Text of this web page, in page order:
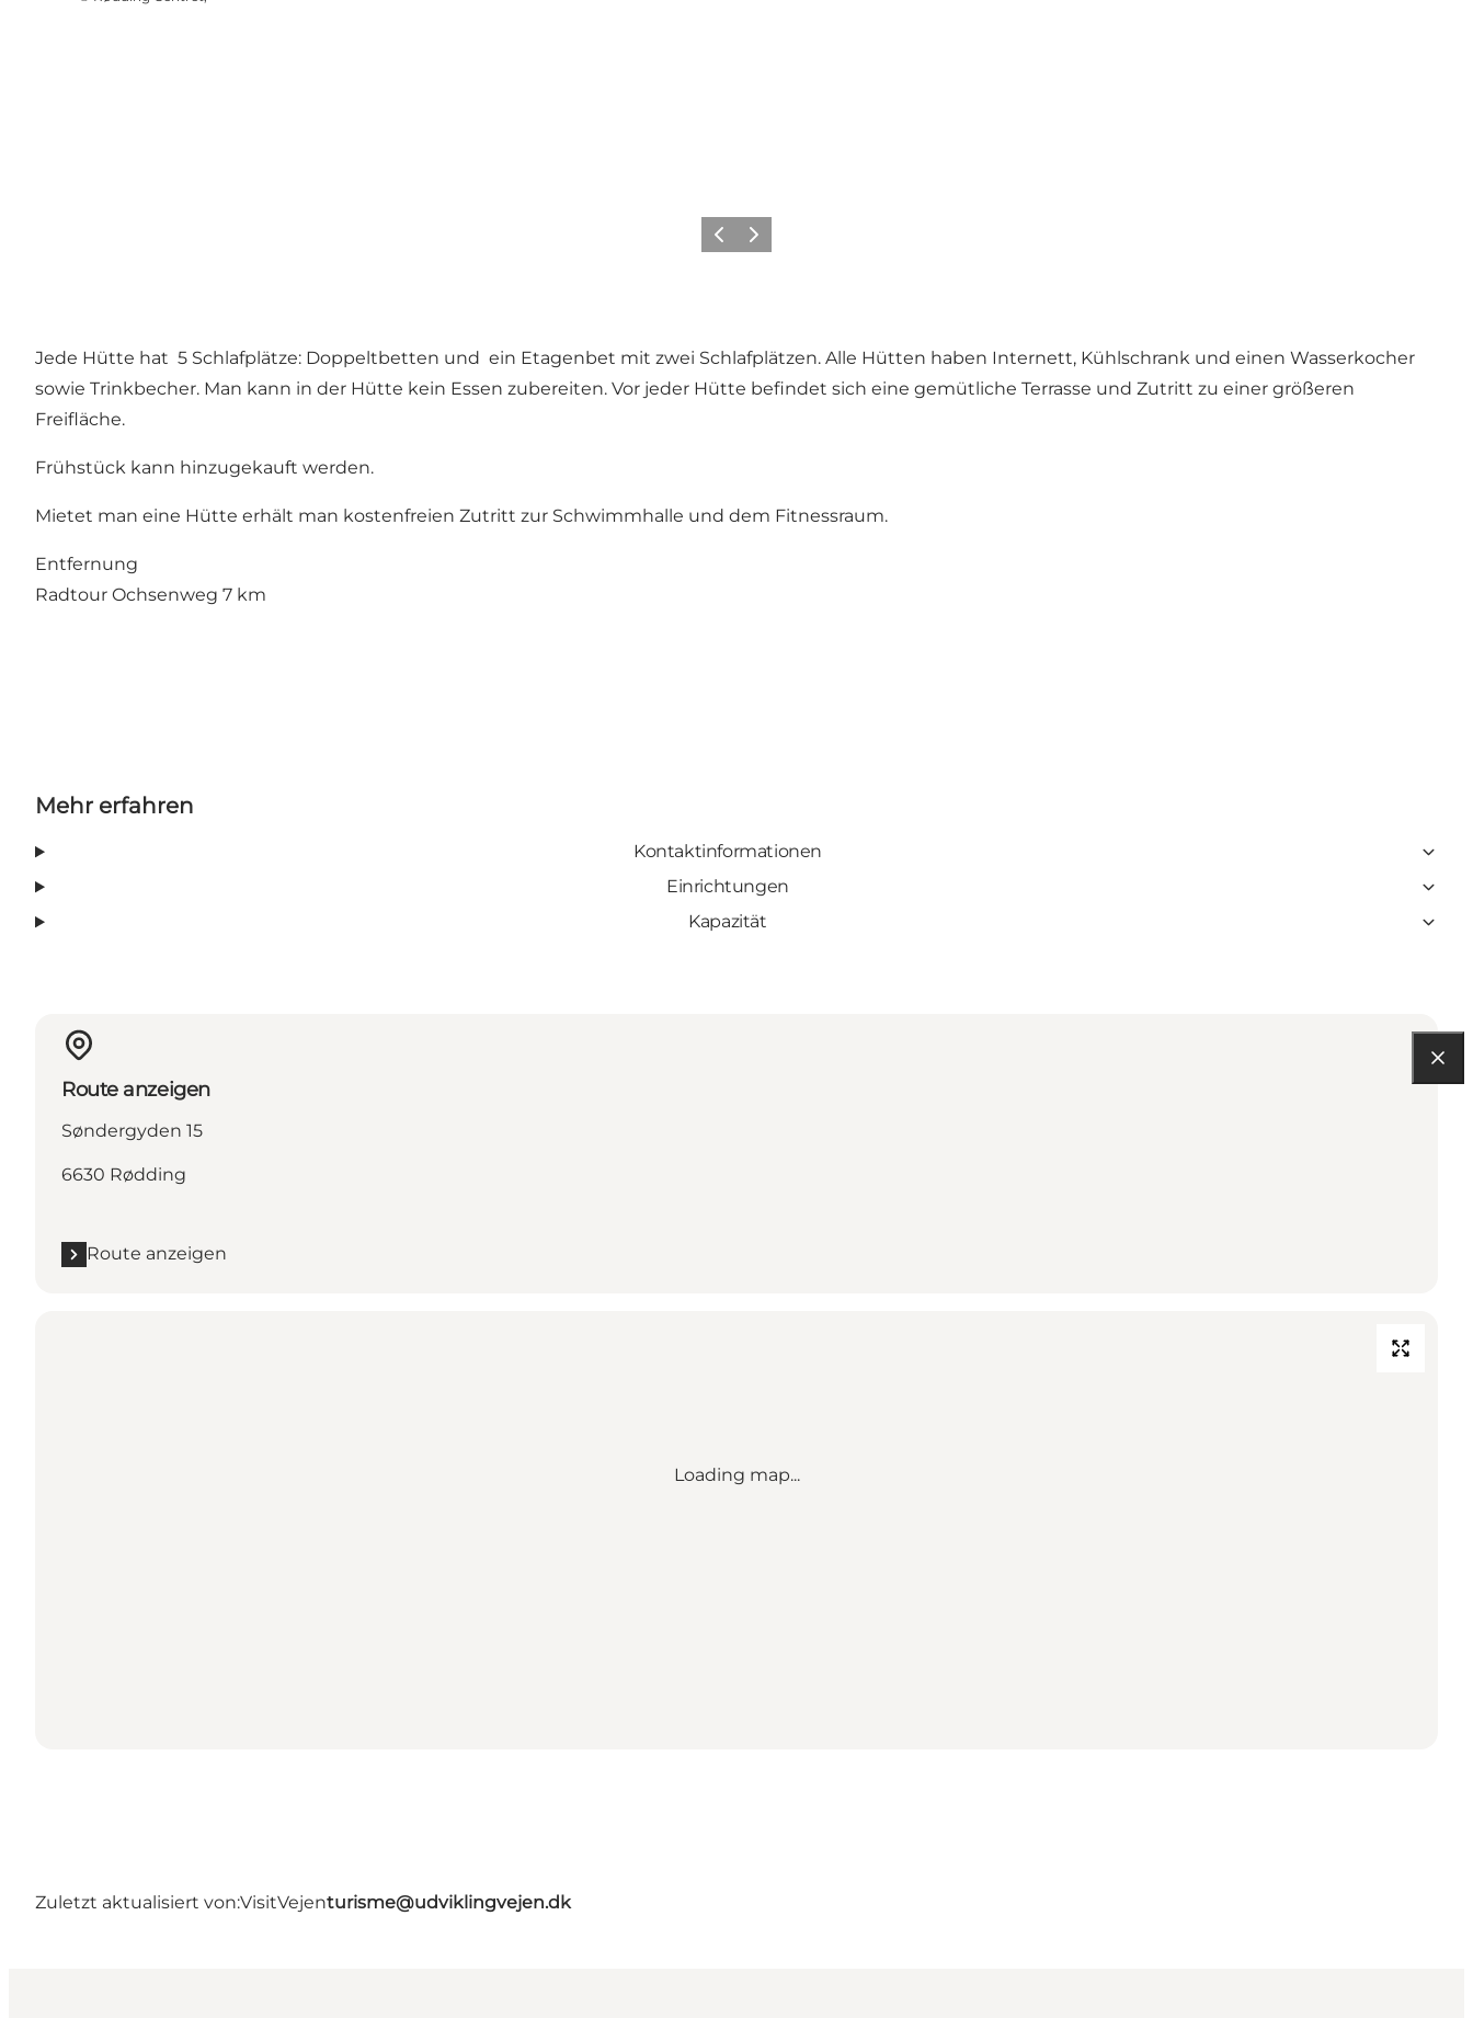
Vorherige Folie
Nächste Folie
Jede Hütte hat 5 Schlafplätze: Doppeltbetten und ein Etagenbet mit zwei Schlafplätzen. Alle Hütten haben Internett, Kühlschrank und einen Wasserkocher
sowie Trinkbecher. Man kann in der Hütte kein Essen zubereiten. Vor jeder Hütte befindet sich eine gemütliche Terrasse und Zutritt zu einer größeren
Freifläche.
Frühstück kann hinzugekauft werden.
Mietet man eine Hütte erhält man kostenfreien Zutritt zur Schwimmhalle und dem Fitnessraum.
Entfernung
Radtour Ochsenweg 7 km
Mehr erfahren
Kontaktinformationen
Einrichtungen
Kapazität
Route anzeigen
Søndergyden 15
6630 Rødding
Route anzeigen
Loading map...
Zuletzt aktualisiert von:VisitVejenturisme@udviklingvejen.dk